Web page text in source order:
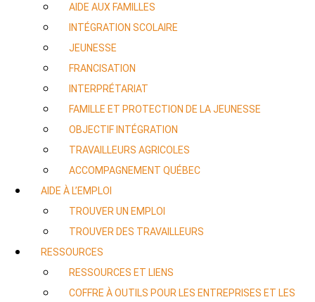
AIDE AUX FAMILLES
INTÉGRATION SCOLAIRE
JEUNESSE
FRANCISATION
INTERPRÉTARIAT
FAMILLE ET PROTECTION DE LA JEUNESSE
OBJECTIF INTÉGRATION
TRAVAILLEURS AGRICOLES
ACCOMPAGNEMENT QUÉBEC
AIDE À L’EMPLOI
TROUVER UN EMPLOI
TROUVER DES TRAVAILLEURS
RESSOURCES
RESSOURCES ET LIENS
COFFRE À OUTILS POUR LES ENTREPRISES ET LES